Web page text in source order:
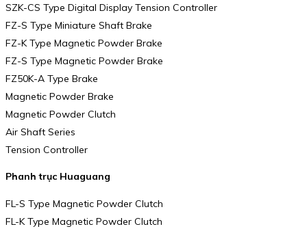
SZK-CS Type Digital Display Tension Controller
FZ-S Type Miniature Shaft Brake
FZ-K Type Magnetic Powder Brake
FZ-S Type Magnetic Powder Brake
FZ50K-A Type Brake
Magnetic Powder Brake
Magnetic Powder Clutch
Air Shaft Series
Tension Controller
Phanh trục Huaguang
FL-S Type Magnetic Powder Clutch
FL-K Type Magnetic Powder Clutch